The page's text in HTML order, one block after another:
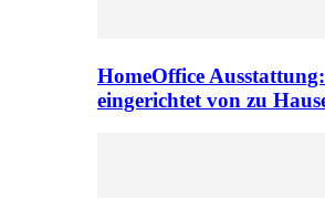
HomeOffice
eingerichtet von zu